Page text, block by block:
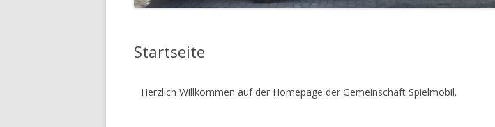
Startseite
Herzlich Willkommen auf der Homepage der Gemeinschaft Spielmobil.